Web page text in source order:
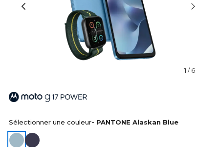
1 / 6
Sélectionner une couleur- PANTONE Alaskan Blue